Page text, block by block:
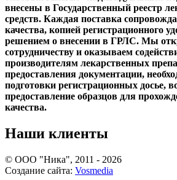
внесены в Государственный реестр
средств. Каждая поставка
качества, копией регистрационного
решением о внесении в ГРЛС. Мы
сотрудничеству и оказываем
производителям лекарственных
предоставления документации,
подготовки регистрационных досье,
предоставление образцов для
качества.
Наши клиенты
© ООО "Ника", 2011 - 2026
Создание сайта: Vosmedia